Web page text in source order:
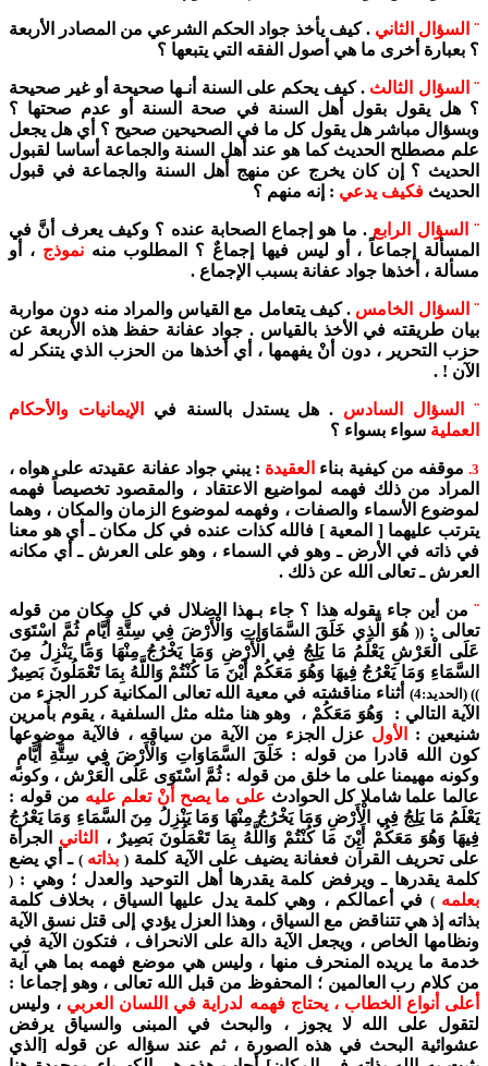
¨ السؤال الثاني. كيف يأخذ جواد الحكم الشرعي من المصادر الأربعة
؟ بعبارة أخرى ما هي أصول الفقه التي يتبعها ؟
¨ السؤال الثالث . كيف يحكم على السنة أنـها صحيحة أو غير صحيحة
؟ هل يقول بقول أهل السنة في صحة السنة أو عدم صحتها ؟
وبسؤال مباشر هل يقول كل ما في الصحيحين صحيح ؟ أي هل يجعل
علم مصطلح الحديث كما هو عند أهل السنة والجماعة أساسا لقبول
الحديث ؟ إن كان يخرج عن منهج أهل السنة والجماعة في قبول
الحديث فكيف يدعي : إنه منهم ؟
¨ السؤال الرابع . ما هو إجماع الصحابة عنده ؟ وكيف يعرف أنَّ في
المسألة إجماعاً ، أو ليس فيها إجماعٌ ؟ المطلوب منه نموذج ، أو
مسألة ، أخذها جواد عفانة بسبب الإجماع .
¨ السؤال الخامس . كيف يتعامل مع القياس والمراد منه دون مواربة
بيان طريقته في الأخذ بالقياس . جواد عفانة حفظ هذه الأربعة عن
حزب التحرير ، دون أنْ يفهمها ، أي أخذها من الحزب الذي يتنكر له
الآن ! .
¨ السؤال السادس . هل يستدل بالسنة في
الإيمانيات والأحكام
العملية سواء بسواء ؟
3. موقفه من كيفية بناء العقيدة : يبني جواد عفانة عقيدته على هواه ،
المراد من ذلك فهمه لمواضيع الاعتقاد ، والمقصود تخصيصاً فهمه
لموضوع الأسماء والصفات ، وفهمه لموضوع الزمان والمكان ، وهما
يترتب عليهما [ المعية ] فالله كذات عنده في كل مكان ـ أي هو معنا
في ذاته في الأرض ـ وهو في السماء ، وهو على العرش ـ أي مكانه
العرش ـ تعالى الله عن ذلك .
¨ من أين جاء بقوله هذا ؟ جاء بـهذا الضلال في كل مكان من قوله
تعالى :(( هُوَ الَّذِي خَلَقَ السَّمَاوَاتِ وَالْأَرْضَ فِي سِتَّةِ أَيَّامٍ ثُمَّ اسْتَوَى
عَلَى الْعَرْشِ يَعْلَمُ مَا يَلِجُ فِي الْأَرْضِ وَمَا يَخْرُجُ مِنْهَا وَمَا يَنْزِلُ مِنَ
السَّمَاءِ وَمَا يَعْرُجُ فِيهَا وَهُوَ مَعَكُمْ أَيْنَ مَا كُنْتُمْ وَاللَّهُ بِمَا تَعْمَلُونَ بَصِيرٌ
)) (الحديد:4)
أثناء مناقشته في معية الله تعالى المكانية كرر الجزء من
الآية التالي : وَهُوَ مَعَكُمْ ، وهو هنا مثله مثل السلفية ، يقوم بأمرين
شنيعين : الأول عزل الجزء من الآية من سياقه ، فالآية موضوعها
كون الله قادرا من قوله : خَلَقَ السَّمَاوَاتِ وَالْأَرْضَ فِي سِتَّةِ أَيَّامٍ
وكونه مهيمنا على ما خلق من قوله : ثُمَّ اسْتَوَى عَلَى الْعَرْش ، وكونه
عالما علما شاملا كل الحوادث على ما يصح أنْ تعلم عليه من قوله :
يَعْلَمُ مَا يَلِجُ فِي الْأَرْضِ وَمَا يَخْرُجُ مِنْهَا وَمَا يَنْزِلُ مِنَ السَّمَاءِ وَمَا يَعْرُجُ
فِيهَا وَهُوَ مَعَكُمْ أَيْنَ مَا كُنْتُمْ وَاللَّهُ بِمَا تَعْمَلُونَ بَصِيرٌ ،
الثاني الجرأة
على تحريف القرآن فعفانة يضيف على الآية كلمة (بذاته )ـ أي يضع
كلمة يقدرها ـ ويرفض كلمة يقدرها أهل التوحيد والعدل ؛ وهي : (
بعلمه ) في أعمالكم ، وهي كلمة يدل عليها السياق ، بخلاف كلمة
بذاته إذ هي تتناقض مع السياق ، وهذا العزل يؤدي إلى قتل نسق الآية
ونظامها الخاص ، ويجعل الآية دالة على الانحراف ، فتكون الآية في
خدمة ما يريده المنحرف منها ، وليس هي موضع فهمه بما هي آية
من كلام رب العالمين ؛ المحفوظ من قبل الله تعالى ، وهو إجماعا :
أعلى أنواع الخطاب ، يحتاج فهمه لدراية في اللسان العربي ، وليس
لتقول على الله لا يجوز ، والبحث في المبنى والسياق يرفض
عشوائية البحث في هذه الصورة ، ثم عند سؤاله عن قوله [الذي